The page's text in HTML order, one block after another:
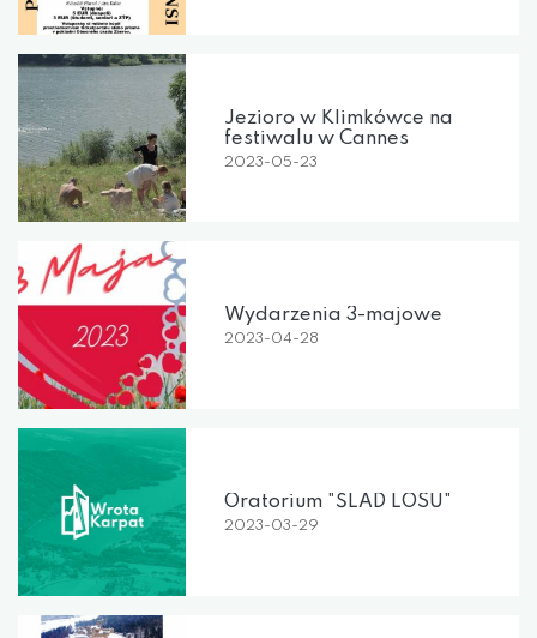
Jezioro w Klimkówce na
festiwalu w Cannes
2023-05-23
Wydarzenia 3-majowe
2023-04-28
Oratorium "ŚLAD LOSU"
2023-03-29